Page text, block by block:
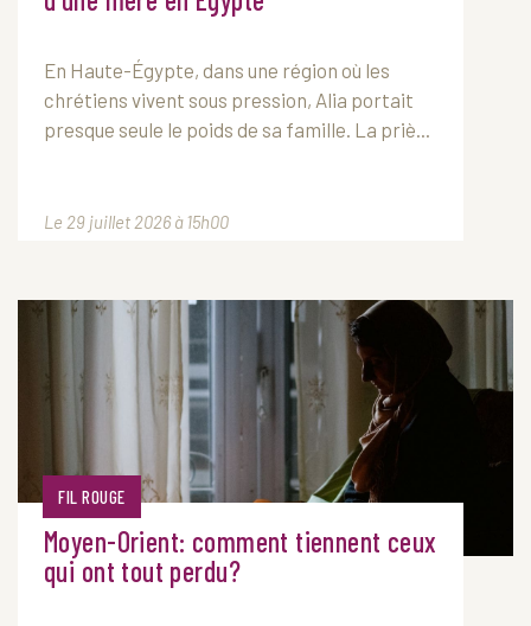
En Haute-Égypte, dans une région où les
chrétiens vivent sous pression, Alia portait
presque seule le poids de sa famille. La priè...
Le 29 juillet 2026 à 15h00
FIL ROUGE
Moyen-Orient: comment tiennent ceux
qui ont tout perdu?